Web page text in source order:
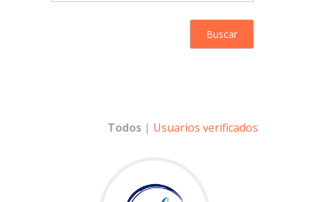
Todos | Usuarios verificados